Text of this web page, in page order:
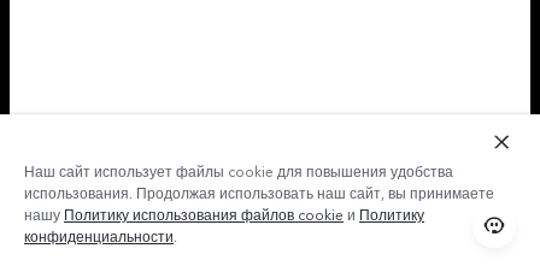
Наш сайт использует файлы cookie для повышения удобства
использования. Продолжая использовать наш сайт, вы принимаете
нашу Политику использования файлов cookie и Политику
конфиденциальности.